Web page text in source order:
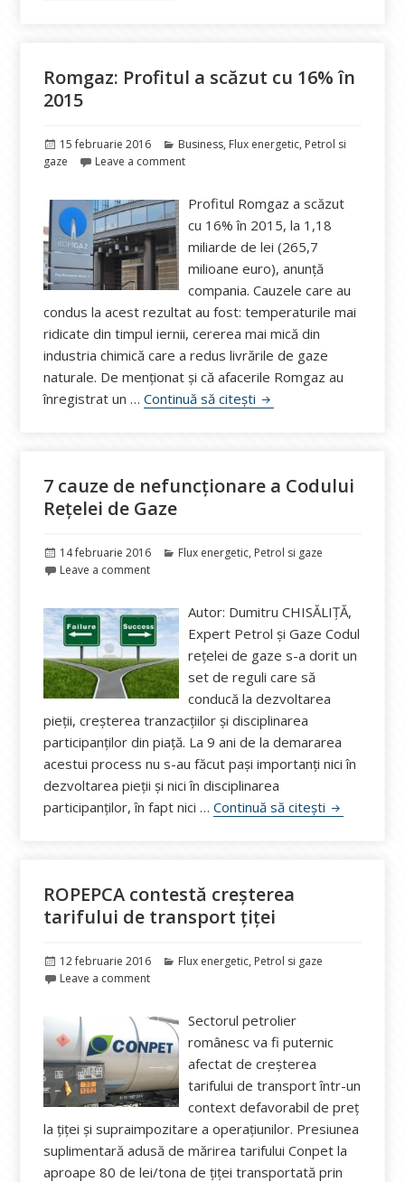
Romgaz: Profitul a scăzut cu 16% în
2015
Publicat
pe
15 februarie 2016 Categorii
Business, Flux energetic, Petrol si
gaze
Leave a comment
Profitul Romgaz a scăzut
cu 16% în 2015, la 1,18
miliarde de lei (265,7
milioane euro), anunță
compania. Cauzele care au
condus la acest rezultat au fost: temperaturile mai
ridicate din timpul iernii, cererea mai mică din
industria chimică care a redus livrările de gaze
naturale. De menționat și că afacerile Romgaz au
înregistrat un …Continuă să citești Romgaz: Profitul a
7 cauze de nefuncționare a Codului
Rețelei de Gaze
Publicat
pe
14 februarie 2016 Categorii
Flux energetic, Petrol si gaze
Leave a comment
Autor: Dumitru CHISĂLIȚĂ,
Expert Petrol și Gaze Codul
rețelei de gaze s-a dorit un
set de reguli care să
conducă la dezvoltarea
pieții, creșterea tranzacțiilor și disciplinarea
participanților din piață. La 9 ani de la demararea
acestui process nu s-au făcut pași importanți nici în
dezvoltarea pieții și nici în disciplinarea
participanților, în fapt nici …Continuă să citești 7 cauze de
ROPEPCA contestă creșterea
tarifului de transport țiței
Publicat
pe
12 februarie 2016 Categorii
Flux energetic, Petrol si gaze
Leave a comment
Sectorul petrolier
românesc va fi puternic
afectat de creșterea
tarifului de transport într-un
context defavorabil de preț
la țiței și supraimpozitare a operațiunilor. Presiunea
suplimentară adusă de mărirea tarifului Conpet la
aproape 80 de lei/tona de țiței transportată prin